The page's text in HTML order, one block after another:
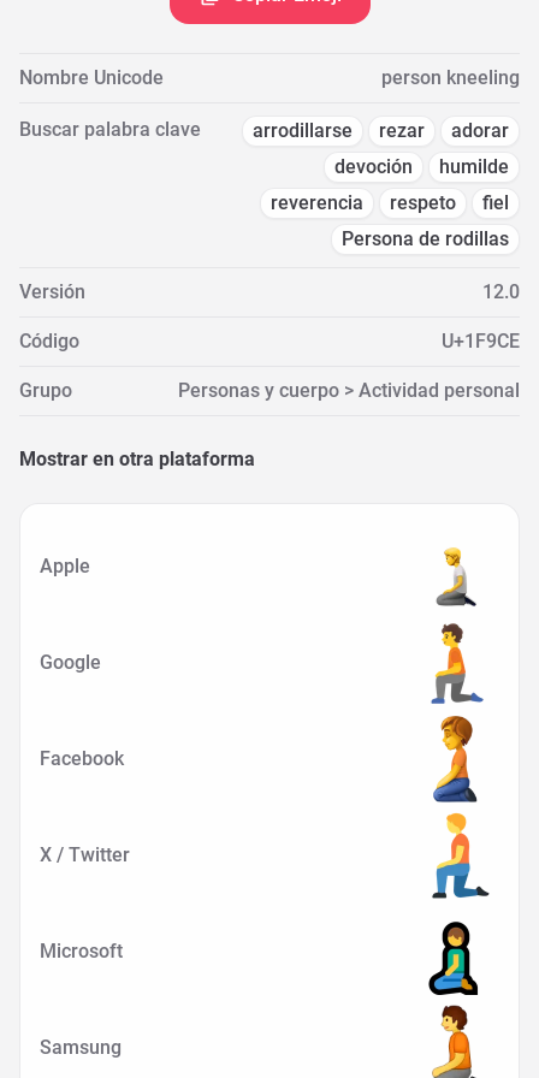
Nombre Unicode person kneeling
Buscar palabra clave arrodillarse rezar
adorar
devoción
humilde
reverencia
respeto
fiel
Persona de rodillas
Versión 12.0
Código U+1F9CE
Grupo Personas y cuerpo > Actividad personal
Mostrar en otra plataforma
Apple
Google
Facebook
X / Twitter
Microsoft
Samsung